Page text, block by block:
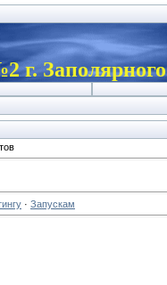
г. Заполярного
· Запускам